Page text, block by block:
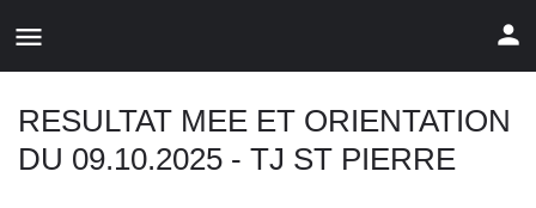
RESULTAT MEE ET ORIENTATION
DU 09.10.2025 - TJ ST PIERRE